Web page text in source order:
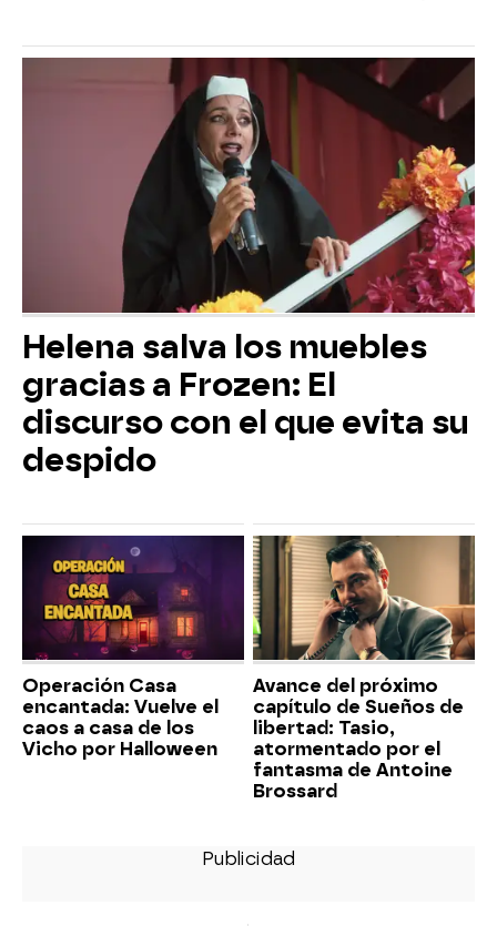
Helena salva los muebles
gracias a Frozen: El
discurso con el que evita su
despido
Operación Casa
encantada: Vuelve el
caos a casa de los
Vicho por Halloween
Avance del próximo
capítulo de Sueños de
libertad: Tasio,
atormentado por el
fantasma de Antoine
Brossard